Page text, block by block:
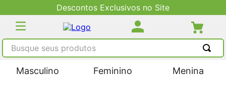
Descontos Exclusivos no Site
Busque seus produtos
TERMOS MAIS BUSCADOS
Masculino Feminino Menina